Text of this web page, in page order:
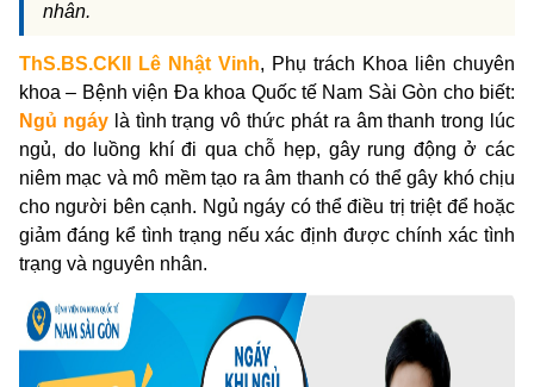
nhân.
ThS.BS.CKII Lê Nhật Vinh, Phụ trách Khoa liên chuyên
khoa – Bệnh viện Đa khoa Quốc tế Nam Sài Gòn cho biết:
Ngủ ngáylà tình trạng vô thức phát ra âm thanh trong lúc
ngủ, do luồng khí đi qua chỗ hẹp, gây rung động ở các
niêm mạc và mô mềm tạo ra âm thanh có thể gây khó chịu
cho người bên cạnh. Ngủ ngáy có thể điều trị triệt để hoặc
giảm đáng kể tình trạng nếu xác định được chính xác tình
trạng và nguyên nhân.